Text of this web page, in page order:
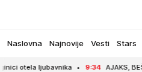
Naslovna Najnovije Vesti Stars
ljubavnika 9:34 AJAKS,